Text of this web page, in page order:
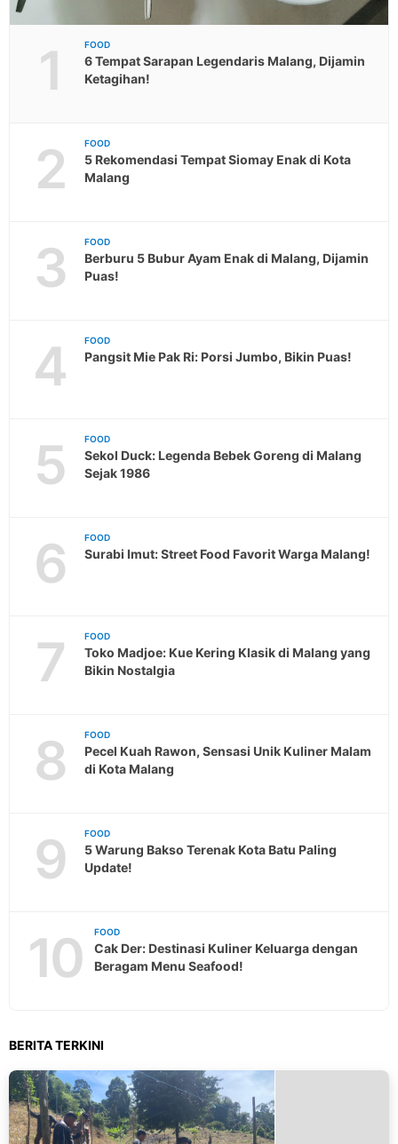
1 FOOD
6 Tempat Sarapan Legendaris Malang, Dijamin
Ketagihan!
2 FOOD
5 Rekomendasi Tempat Siomay Enak di Kota
Malang
3 FOOD
Berburu 5 Bubur Ayam Enak di Malang, Dijamin
Puas!
4 FOOD
Pangsit Mie Pak Ri: Porsi Jumbo, Bikin Puas!
5 FOOD
Sekol Duck: Legenda Bebek Goreng di Malang
Sejak 1986
6 FOOD
Surabi Imut: Street Food Favorit Warga Malang!
7 FOOD
Toko Madjoe: Kue Kering Klasik di Malang yang
Bikin Nostalgia
8 FOOD
Pecel Kuah Rawon, Sensasi Unik Kuliner Malam
di Kota Malang
9 FOOD
5 Warung Bakso Terenak Kota Batu Paling
Update!
10 FOOD
Cak Der: Destinasi Kuliner Keluarga dengan
Beragam Menu Seafood!
BERITA TERKINI